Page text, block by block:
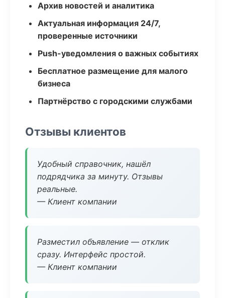
Архив новостей и аналитика
Актуальная информация 24/7,
проверенные источники
Push-уведомления о важных событиях
Бесплатное размещение для малого
бизнеса
Партнёрство с городскими службами
Отзывы клиентов
Удобный справочник, нашёл
подрядчика за минуту. Отзывы
реальные.
— Клиент компании
Разместил объявление — отклик
сразу. Интерфейс простой.
— Клиент компании